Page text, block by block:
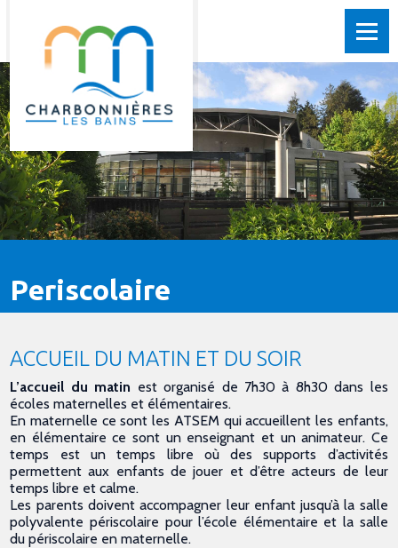
Periscolaire
ACCUEIL DU MATIN ET DU SOIR
L’accueil du matin est organisé de 7h30 à 8h30 dans les
écoles maternelles et élémentaires.
​En maternelle ce sont les ATSEM qui accueillent les enfants,
en élémentaire ce sont un enseignant et un animateur. Ce
temps est un temps libre où des supports d’activités
permettent aux enfants de jouer et d’être acteurs de leur
temps libre et calme.
Les parents doivent accompagner leur enfant jusqu’à la salle
polyvalente périscolaire pour l’école élémentaire et la salle
du périscolaire en maternelle.